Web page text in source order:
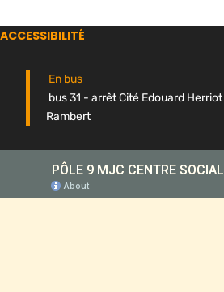
ACCESSIBILITÉ
En bus
bus 31 - arrêt Cité Edouard Herriot
Rambert